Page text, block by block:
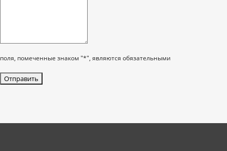
поля, помеченные знаком "*", являются обязательными